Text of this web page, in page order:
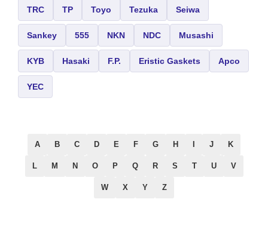
TRC TP Toyo Tezuka Seiwa
Sankey 555 NKN NDC Musashi
KYB Hasaki F.P. Eristic Gaskets Apco
YEC
A B C D E F G H J K
L M N O P Q R S T U V
W X Y Z